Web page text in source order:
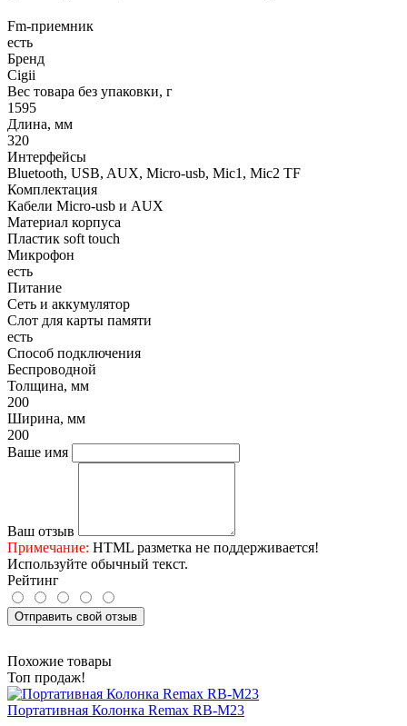
Fm-приемник
есть
Бренд
Cigii
Вес товара без упаковки, г
1595
Длина, мм
320
Интерфейсы
Bluetooth, USB, AUX, Micro-usb, Mic1, Mic2 TF
Комплектация
Кабели Micro-usb и AUX
Материал корпуса
Пластик soft touch
Микрофон
есть
Питание
Сеть и аккумулятор
Слот для карты памяти
есть
Способ подключения
Беспроводной
Толщина, мм
200
Ширина, мм
200
Ваше имя
Ваш отзыв
Примечание: HTML разметка не поддерживается!
Используйте обычный текст.
Рейтинг
Отправить свой отзыв
Похожие товары
Топ продаж!
Портативная Колонка Remax RB-M23